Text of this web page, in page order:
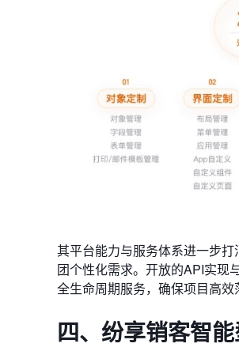
其平台能力与服务体系进一步
团个性化需求。开放的API实现
全生命周期服务，确保项目高效
四、 纷享销客智